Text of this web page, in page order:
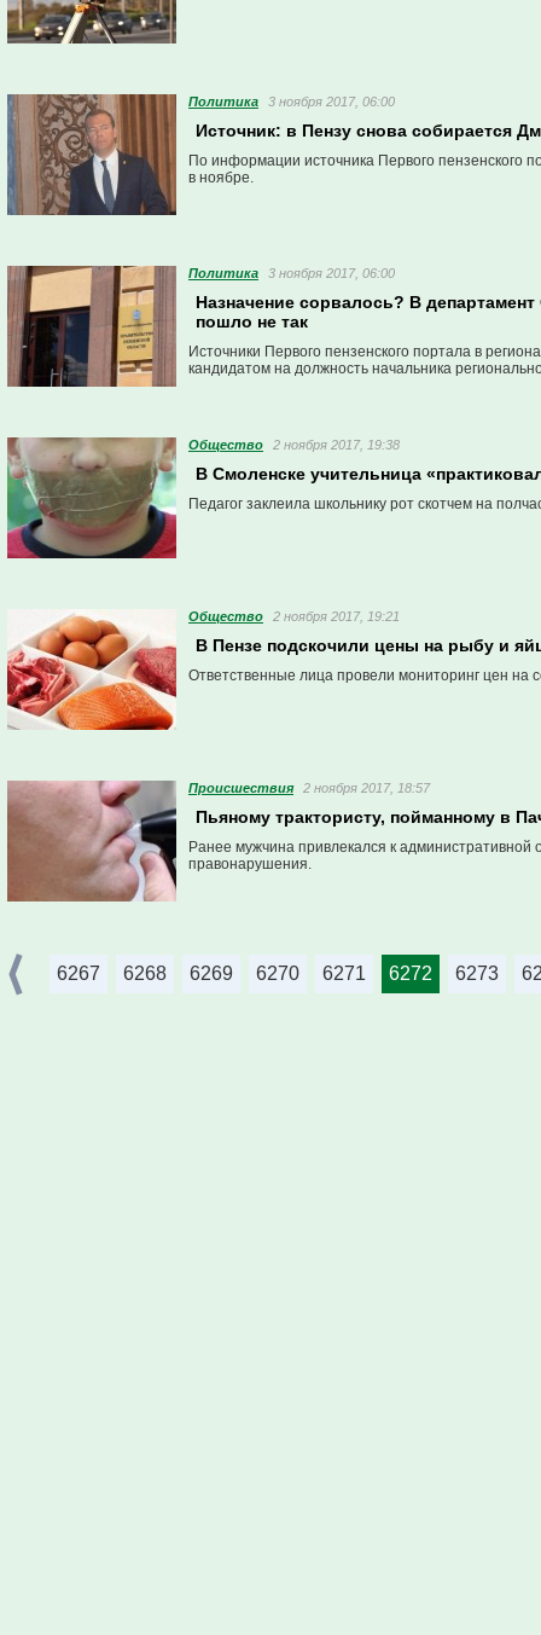
Политика 3 ноября 2017, 06:00
Источник: в Пензу снова собирается
По информации источника Первого пензенского
в ноябре.
Политика 3 ноября 2017, 06:00
Назначение сорвалось? В
пошло не так
Источники Первого пензенского портала в
кандидатом на должность начальника
Общество 2 ноября 2017, 19:38
В Смоленске учительница
Педагог заклеила школьнику рот скотчем на
Общество 2 ноября 2017, 19:21
В Пензе подскочили цены на рыбу и
Ответственные лица провели мониторинг цен на
Проиcшествия 2 ноября 2017, 18:57
Пьяному трактористу, пойманному в
Ранее мужчина привлекался к административной
правонарушения.
6267 6268 6269 6270 6271 6272 6273